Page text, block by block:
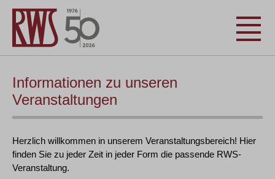
Informationen zu unseren
Veranstaltungen
Herzlich willkommen in unserem Veranstaltungsbereich! Hier
finden Sie zu jeder Zeit in jeder Form die passende RWS-
Veranstaltung.